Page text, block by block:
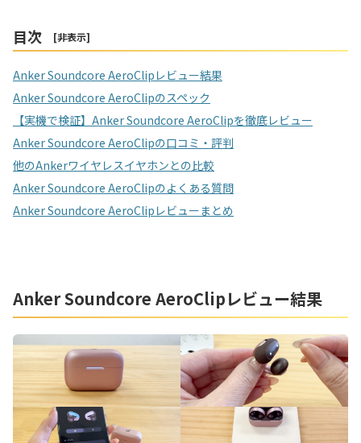
目次 [非表示]
Anker Soundcore AeroClipレビュー結果
Anker Soundcore AeroClipのスペック
【実機で検証】Anker Soundcore AeroClipを徹底レビュー
Anker Soundcore AeroClipの口コミ・評判
他のAnkerワイヤレスイヤホンとの比較
Anker Soundcore AeroClipのよくある質問
Anker Soundcore AeroClipレビューまとめ
Anker Soundcore AeroClipレビュー結果